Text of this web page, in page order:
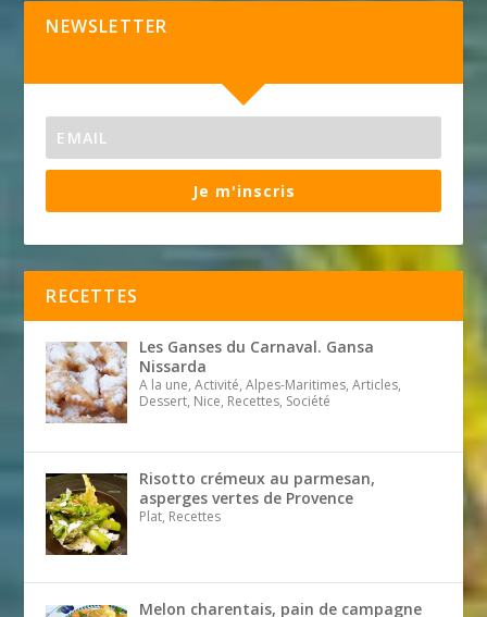
NEWSLETTER
Je m'inscris
RECETTES
Les Ganses du Carnaval. Gansa
Nissarda
A la une, Activité, Alpes-Maritimes, Articles,
Dessert, Nice, Recettes, Société
Risotto crémeux au parmesan,
asperges vertes de Provence
Plat, Recettes
Melon charentais, pain de campagne